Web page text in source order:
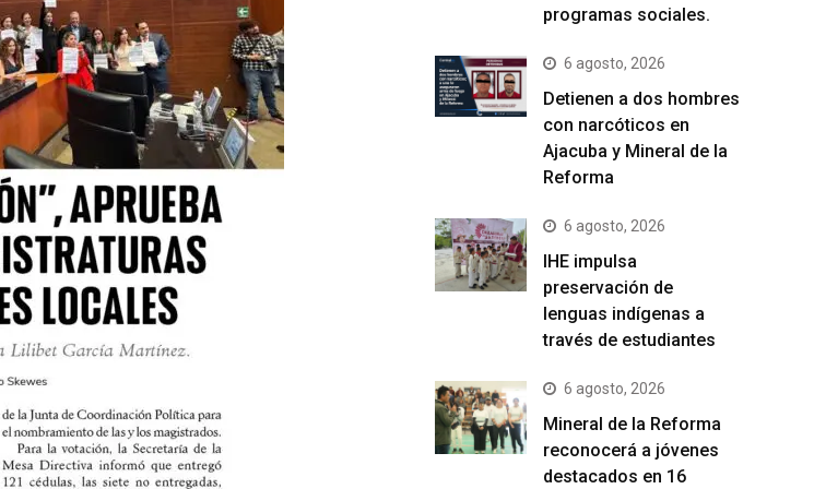
programas sociales.
6 agosto, 2026
Detienen a dos hombres
con narcóticos en
Ajacuba y Mineral de la
Reforma
6 agosto, 2026
IHE impulsa
preservación de
lenguas indígenas a
través de estudiantes
6 agosto, 2026
Mineral de la Reforma
reconocerá a jóvenes
destacados en 16